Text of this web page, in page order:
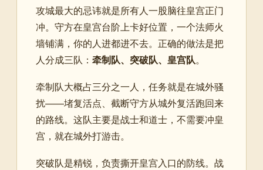
攻城最大的忌讳就是所有人一股脑往皇宫正门
冲。守方在皇宫台阶上卡好位置，一个法师火
墙铺满，你的人进都进不去。正确的做法是把
人分成三队： 牵制队、突破队、皇宫队。
牵制队大概占三分之一人，任务就是在城外骚
扰——堵复活点、截断守方从城外复活跑回来
的路线。这队主要是战士和道士，不需要冲皇
宫，就在城外打游击。
突破队是精锐，负责撕开皇宫入口的防线。战